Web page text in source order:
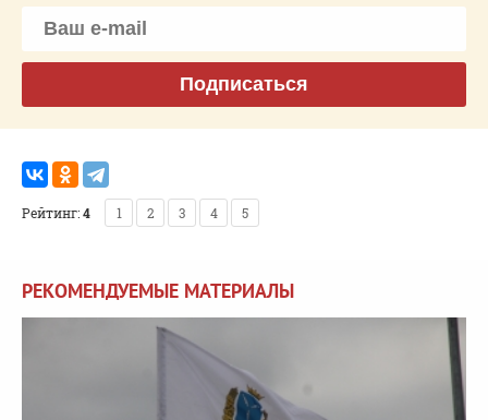
Подписаться
Рейтинг:4 1 2 3 4 5
РЕКОМЕНДУЕМЫЕ МАТЕРИАЛЫ